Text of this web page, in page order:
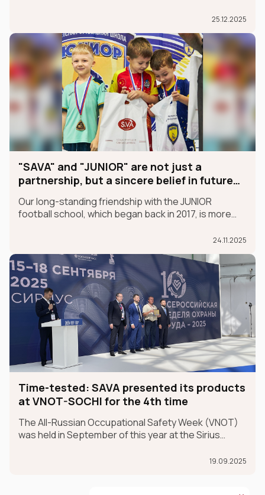
25.12.2025
"SAVA" and "JUNIOR" are not just a
partnership, but a sincere belief in future
Our long-standing friendship with the JUNIOR
football school, which began back in 2017, is more
24.11.2025
Time-tested: SAVA presented its products
at VNOT-SOCHI for the 4th time
The All-Russian Occupational Safety Week (VNOT)
was held in September of this year at the Sirius
the event celebrated its 10th anniversary. SAVA19.09.2025